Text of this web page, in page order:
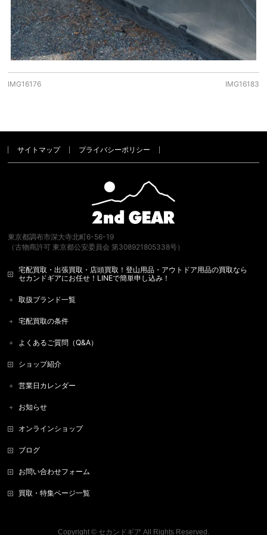
IMG16176 IMG16183
サイトマップ プライバシーポリシー
東京都調布市深大寺北町6-56-19
（古物商許可 東京都公安委員会 第308921805338号）
宅配買取・出張買取・店頭買取！登山用品・アウトドア用品の買取なら
セカンドギアにお任せ！LINEで簡単申し込み！
取扱ブランド一覧
宅配買取の条件
よくあるご質問（Q&A）
ショップ紹介
営業日カレンダー
お知らせ
オンラインショップ
ブログ
お問い合わせフォーム
買取・特集ページ一覧
Copyright © セカンドギア All Rights Reserved.